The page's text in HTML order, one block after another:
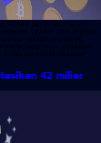
Michael Saylor, baru-baru ini
42 miliar dolar ke dalam
sebagai pemimpin di
terhadap mata uang kripto.
ini dan apa artinya bagi masa
42 miliar